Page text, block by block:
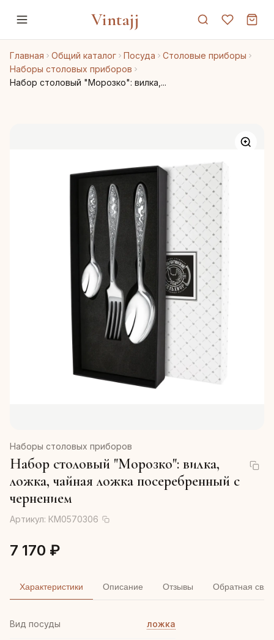
Vintajj
Главная Общий каталог Посуда
Столовые приборы
Наборы столовых приборов
Набор столовый "Морозко": вилка,...
Наборы столовых приборов
Набор столовый "Морозко": вилка,
ложка, чайная ложка посеребренный с
чернением
Артикул: КМ0570306
7 170 ₽
Характеристики Описание Отзывы Обратная
Вид посуды ложка